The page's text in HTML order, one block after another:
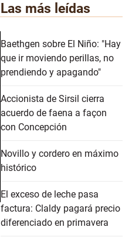
Las más leídas
Baethgen sobre El Niño: "Hay
que ir moviendo perillas, no
prendiendo y apagando"
Accionista de Sirsil cierra
acuerdo de faena a façon
con Concepción
Novillo y cordero en máximo
histórico
El exceso de leche pasa
factura: Claldy pagará precio
diferenciado en primavera